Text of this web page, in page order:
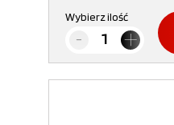
Wybierz ilość